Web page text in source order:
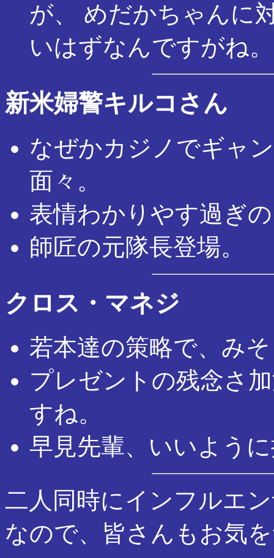
が、 めだかちゃんに
いはずなんですがね。
新米婦警キルコさん
なぜかカジノでギャ
面々。
表情わかりやす過ぎ
師匠の元隊長登場。
クロス・マネジ
若本達の策略で、み
プレゼントの残念さ
すね。
早見先輩、いいよう
二人同時にインフルエ
なので、皆さんもお気